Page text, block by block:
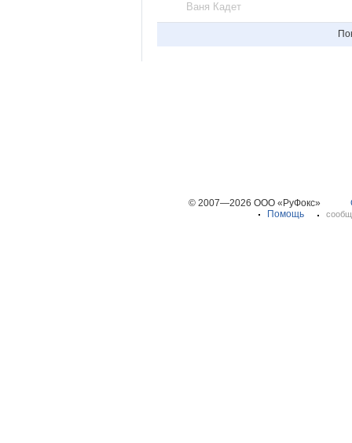
Ваня Кадет
© 2007—2026 ООО «РуФокс»
Помощь